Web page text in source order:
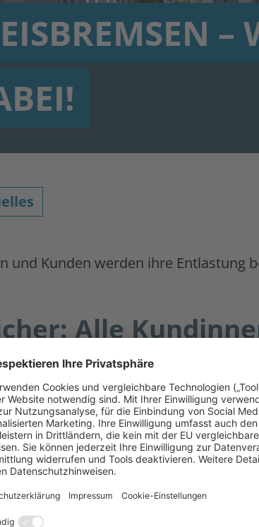
und Kunden werden ihre Entlastung
Alle
alle anspruchsberechtigten
Entlastung auch im März
aktuell die Weitergabe der
Hochdruck an der Umsetzung.
erhalten werden. Sie können sich